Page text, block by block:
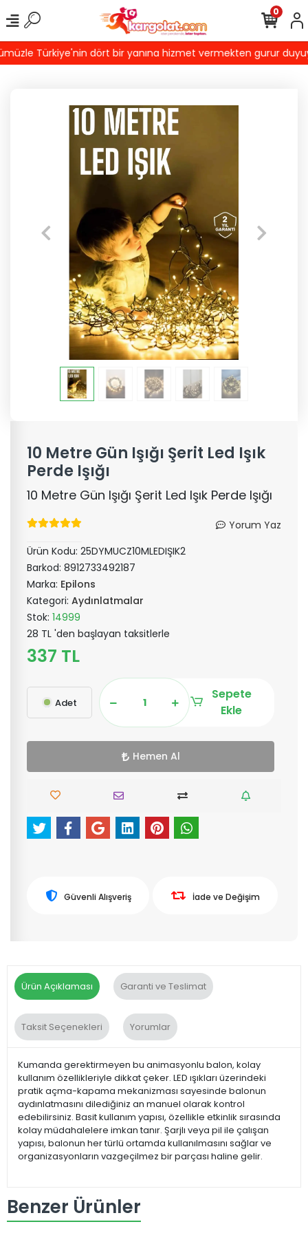
Türkiye'nin dört bir yanına hizmet vermekten gurur
0
10 Metre Gün Işığı Şerit Led Işık
Perde Işığı
10 Metre Gün Işığı Şerit Led Işık Perde Işığı
Yorum Yaz
Ürün Kodu: 25DYMUCZ10MLEDIŞIK2
Barkod: 8912733492187
Marka: Epilons
Kategori: Aydınlatmalar
Stok: 14999
28 TL 'den başlayan taksitlerle
337 TL
Adet
Sepete
Ekle
Hemen Al
Güvenli Alışveriş İade ve Değişim
Ürün Açıklaması Garanti ve Teslimat
Taksit Seçenekleri Yorumlar
Kumanda gerektirmeyen bu animasyonlu balon, kolay
kullanım özellikleriyle dikkat çeker. LED ışıkları üzerindeki
pratik açma-kapama mekanizması sayesinde balonun
aydınlatmasını dilediğiniz an manuel olarak kontrol
edebilirsiniz. Basit kullanım yapısı, özellikle etkinlik sırasında
kolay müdahalelere imkan tanır. Şarjlı veya pil ile çalışan
yapısı, balonun her türlü ortamda kullanılmasını sağlar ve
organizasyonların vazgeçilmez bir parçası haline gelir.
Benzer Ürünler